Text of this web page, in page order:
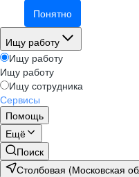
Понятно
Ищу работу
Ищу работу
Ищу работу
Ищу сотрудника
Сервисы
Помощь
Ещё
Поиск
Столбовая (Московская